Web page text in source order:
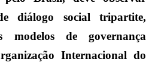
diálogo social tripartite,
modelos de governança
Internacional do